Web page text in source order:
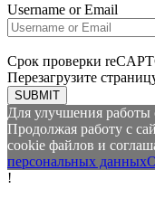
Username or Email
Срок проверки
Перезагрузите
SUBMIT
Для улучшения
Продолжая работу с
cookie файлов и
персональных данных
!